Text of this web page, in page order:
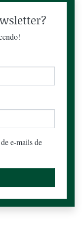
e-mails de